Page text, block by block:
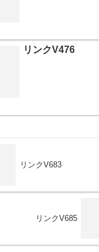
リンクV476
リンクV683
リンクV685